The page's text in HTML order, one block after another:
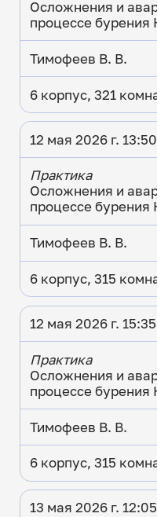
Осложнения и
процессе бурения
Тимофеев В. В.
6 корпус, 321
12 мая 2026 г. 13:50
Практика
Осложнения и
процессе бурения
Тимофеев В. В.
6 корпус, 315
12 мая 2026 г. 15:35
Практика
Осложнения и
процессе бурения
Тимофеев В. В.
6 корпус, 315
13 мая 2026 г. 12:05